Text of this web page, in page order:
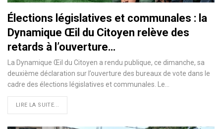
Élections législatives et communales : la
Dynamique Œil du Citoyen relève des
retards à l’ouverture…
La Dynamique Œil du Citoyen a rendu publique, ce dimanche, sa
deuxième déclaration sur l’ouverture des bureaux de vote dans le
cadre des élections législatives et communales. Le…
LIRE LA SUITE...